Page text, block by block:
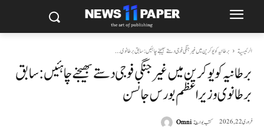
الرئيسية برطانیہ کو یوکرین میں غیر جنگی فوجی دستے بھیجنے چاہئیں: سابق برطانوی...
برطانیہ کو یوکرین میں غیر جنگی فوجی دستے بھیجنے چاہئیں: سابق
برطانوی وزیراعظم بورس جانسن
فروری 22, 2026 كتب بواسطةOmni